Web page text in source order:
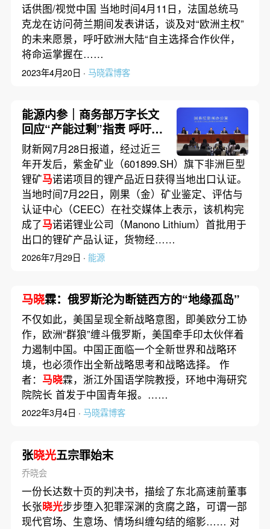
话供图/视觉中国 当地时间4月11日，法国总统马
克龙在访问荷兰期间发表讲话，谈及对“欧洲主权”
的未来愿景，呼吁欧洲大陆“自主选择合作伙伴，
将命运掌握在……
2023年4月20日 · 马晓霖博客
能源内参｜商务部万字长文
回应“产能过剩”指责 呼吁各
国合作而非制造对立；红海
油轮通行量锐减逾七成 但实
际“暗航”盛行
财新网7月28日报道，经过近三
年开发后，紫金矿业（601899.SH）旗下非洲巨型
锂矿马诺诺项目的锂产品近日获得当地出口认证。
当地时间7月22日，刚果（金）矿业鉴定、评估与
认证中心（CEEC）在社交媒体上表示，该机构完
成了马诺诺锂业公司（Manono Lithium）首批用于
出口的锂矿产品认证，货物经……
2026年7月29日 · 能源
马晓霖：俄罗斯沦为断链西方的“地缘孤岛”
不仅如此，美国呈现全新战略意图，即美欧分工协
作，欧洲“群狼”缠斗俄罗斯，美国牵手印太伙伴着
力遏制中国。中国正面临一个全新世界和战略环
境，也必须作出全新战略思考和战略选择。 作
者： 马晓霖，浙江外国语学院教授，环地中海研究
院院长 首发于中国青年报。……
2022年3月4日 · 马晓霖博客
张晓光五宗罪始末
乔晓会
一份长达数十页的判决书，描绘了东北高速前董事
长张晓光步步堕入犯罪深渊的贪腐之路，可谓一部
现代官场、生意场、情场纠缠勾结的缩影…… 对